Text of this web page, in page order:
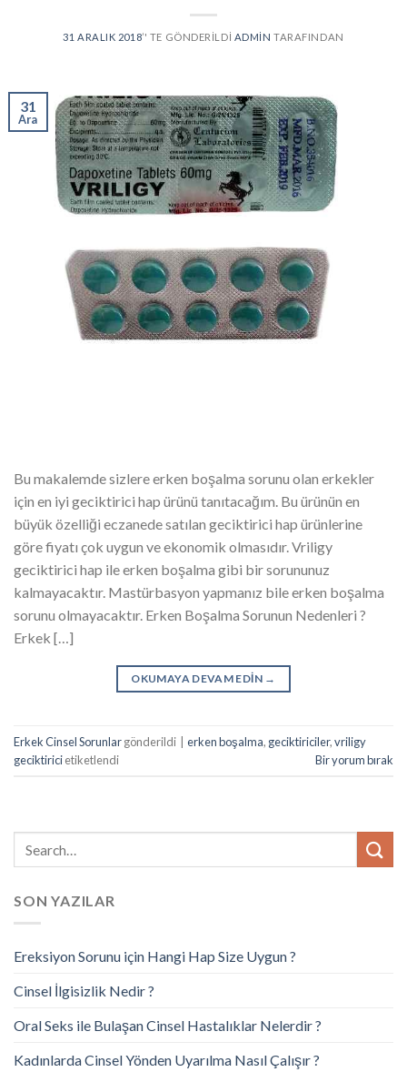
31 ARALIK 2018’' TE GÖNDERILDI ADMIN TARAFINDAN
31
Ara
Bu makalemde sizlere erken boşalma sorunu olan erkekler
için en iyi geciktirici hap ürünü tanıtacağım. Bu ürünün en
büyük özelliği eczanede satılan geciktirici hap ürünlerine
göre fiyatı çok uygun ve ekonomik olmasıdır. Vriligy
geciktirici hap ile erken boşalma gibi bir sorununuz
kalmayacaktır. Mastürbasyon yapmanız bile erken boşalma
sorunu olmayacaktır. Erken Boşalma Sorunun Nedenleri ?
Erkek […]
OKUMAYA DEVAM EDIN →
Erkek Cinsel Sorunlargönderildi erken boşalma, geciktiriciler,vriligy
geciktiricietiketlendi Bir yorum bırak
SON YAZILAR
Ereksiyon Sorunu için Hangi Hap Size Uygun ?
Cinsel İlgisizlik Nedir ?
Oral Seks ile Bulaşan Cinsel Hastalıklar Nelerdir ?
Kadınlarda Cinsel Yönden Uyarılma Nasıl Çalışır ?